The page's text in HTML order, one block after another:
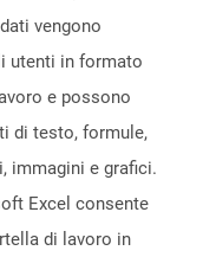
vengono
utenti in formato
e possono
di testo, formule,
immagini e grafici.
Excel consente
di lavoro in